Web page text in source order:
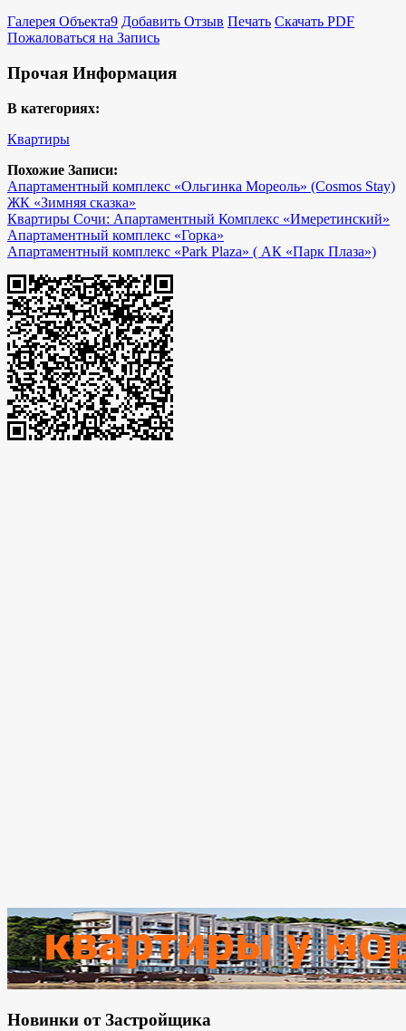
Галерея Объекта9 Добавить Отзыв Печать Скачать PDF
Пожаловаться на Запись
Прочая Информация
В категориях:
Квартиры
Похожие Записи:
Апартаментный комплекс «Ольгинка Мореоль» (Cosmos Stay)
ЖК «Зимняя сказка»
Квартиры Сочи: Апартаментный Комплекс «Имеретинский»
Апартаментный комплекс «Горка»
Апартаментный комплекс «Park Plaza» ( АК «Парк Плаза»)
Новинки от Застройщика